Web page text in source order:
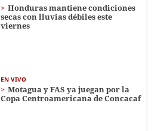
Honduras mantiene condiciones
secas con lluvias débiles este
viernes
EN VIVO
Motagua y FAS ya juegan por la
Copa Centroamericana de Concacaf